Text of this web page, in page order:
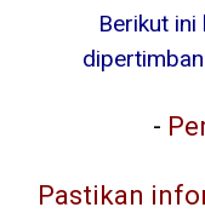
Berikut
-
Pastikan